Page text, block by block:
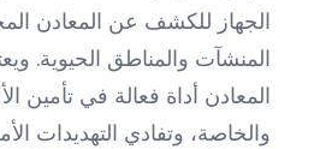
الجهاز للكشف عن المعادن
المنشآت والمناطق الحيوية.
المعادن أداة فعالة في تأمين
والخاصة، وتفادي التهديدات